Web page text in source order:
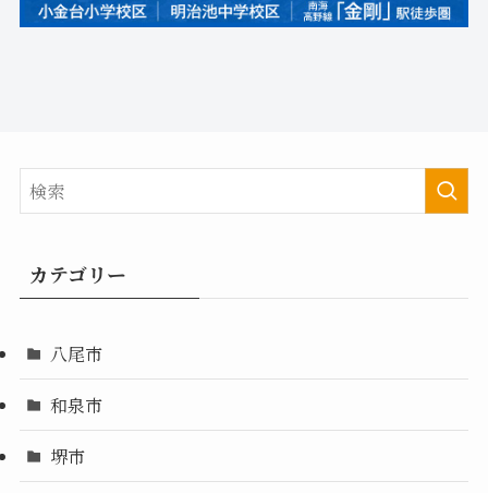
カテゴリー
八尾市
和泉市
堺市